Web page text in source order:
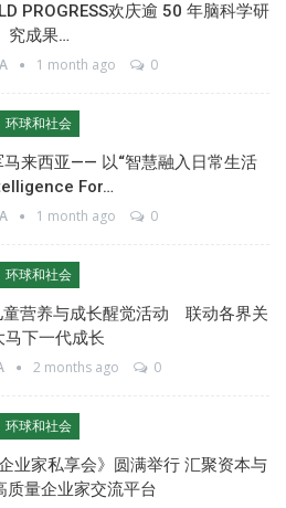
PROGRESS欢庆逾 50 年脑科学研
究成果…
1 month ago 0
环球和社会
来西亚—— 以“智慧融入日常生活
For…
1 month ago 0
环球和社会
营养与成长醒觉活动 联动各界关
马下一代成长
2 months ago 0
环球和社会
业家私享会》圆满举行 汇聚资本与
质量企业家交流平台